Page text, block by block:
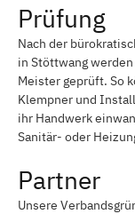
Prüfung
Nach der
in Stöttwang
Meister geprüft. So
Klempner und
ihr Handwerk
Sanitär- oder
Partner
Unsere